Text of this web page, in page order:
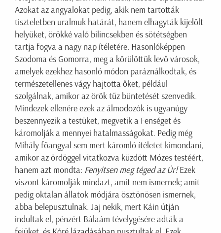
Azokat az angyalokat pedig, akik nem tartották
tiszteletben uralmuk határát, hanem elhagyták kijelölt
helyüket, örökké való bilincsekben és sötétségben
tartja fogva a nagy nap ítéletére. Hasonlóképpen
Szodoma és Gomorra, meg a körülöttük levő városok,
amelyek ezekhez hasonló módon paráználkodtak, és
természetellenes vágy hajtotta őket, például
szolgálnak, amikor az örök tűz büntetését szenvedik.
Mindezek ellenére ezek az álmodozók is ugyanúgy
beszennyezik a testüket, megvetik a Fenséget és
káromolják a mennyei hatalmasságokat. Pedig még
Mihály főangyal sem mert káromló ítéletet kimondani,
amikor az ördöggel vitatkozva küzdött Mózes testéért,
hanem azt mondta: Fenyítsen meg téged az Úr!Ezek
viszont káromolják mindazt, amit nem ismernek; amit
pedig oktalan állatok módjára ösztönösen ismernek,
abba belepusztulnak. Jaj nekik, mert Káin útján
indultak el, pénzért Bálaám tévelygésére adták a